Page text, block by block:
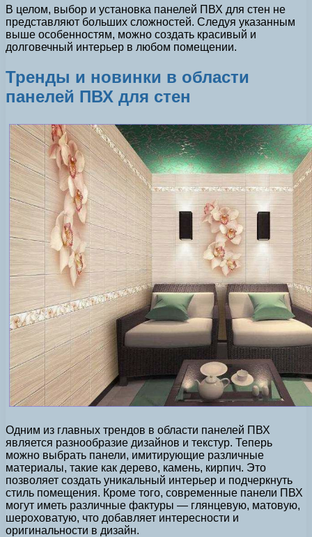
В целом, выбор и установка панелей ПВХ для стен не
представляют больших сложностей. Следуя указанным
выше особенностям, можно создать красивый и
долговечный интерьер в любом помещении.
Тренды и новинки в области
панелей ПВХ для стен
Одним из главных трендов в области панелей ПВХ
является разнообразие дизайнов и текстур. Теперь
можно выбрать панели, имитирующие различные
материалы, такие как дерево, камень, кирпич. Это
позволяет создать уникальный интерьер и подчеркнуть
стиль помещения. Кроме того, современные панели ПВХ
могут иметь различные фактуры — глянцевую, матовую,
шероховатую, что добавляет интересности и
оригинальности в дизайн.